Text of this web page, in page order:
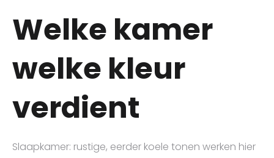
Welke kamer
welke kleur
verdient
Slaapkamer: rustige, eerder koele tonen werken hier